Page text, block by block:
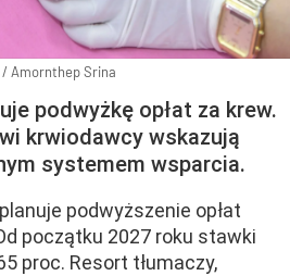
/ Amornthep Srina
podwyżkę opłat za krew.
krwiodawcy wskazują
systemem wsparcia.
podwyższenie opłat
początku 2027 roku stawki
proc. Resort tłumaczy,